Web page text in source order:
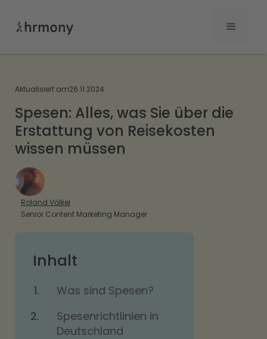
Aktualisiert am26.11.2024
Spesen: Alles, was Sie über die
Erstattung von Reisekosten
wissen müssen
Roland Völkel
Senior Content Marketing Manager
Inhalt
Was sind Spesen?
Spesenrichtlinien in
Deutschland